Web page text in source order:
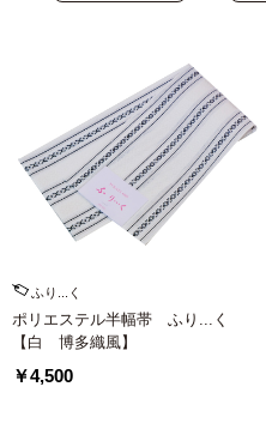
ふり...く
ポリエステル半幅帯 ふり...く
【白 博多織風】
￥4,500